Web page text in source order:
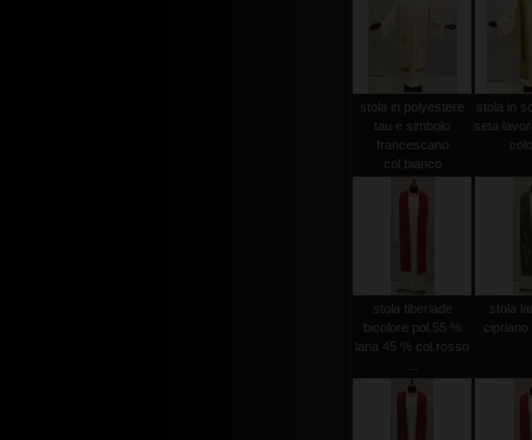
stola in polyestere
tau e simbolo
francescano
col.bianco
stola in
seta
stola tiberiade
bicolore pol.55 %
lana 45 % col.rosso
stola